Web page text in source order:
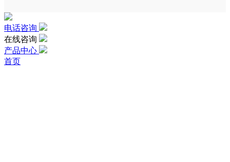
电话咨询
在线咨询
产品中心
首页